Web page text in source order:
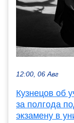
12:00, 06 Авг
Кузнецов об
за полгода
экзамену в